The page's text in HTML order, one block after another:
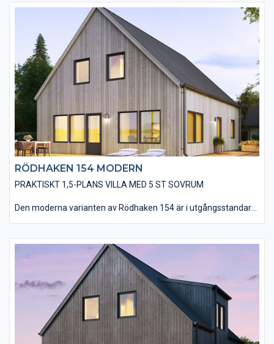
även kan fungera som gäst- eller arbetsrum. På övervåningen
finns 4 st sovrum, ett badrum och ett allrum där man kan se på
tv eller ha spelkvällar. Det går även att utföra allrummet med
takfönster eller takkupa.
RÖDHAKEN 154 MODERN
PRAKTISKT 1,5-PLANS VILLA MED 5 ST SOVRUM
Den moderna varianten av Rödhaken 154 är i utgångsstandard
utan utvändiga dörr- och fönsterfoder samt knutbrädor, vilket
förstärker designen av ett modernt hus. Ni har en mängd
valmöjligheter när det kommer till material och utföranden som
t ex: träpaneltyper, takbeläggningar, fönstertyper mm för att få
till huset som just er husdröm ser ut.